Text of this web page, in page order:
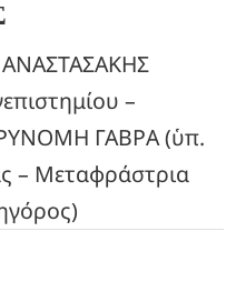
–
ΓΑΒΡΑ (ὑπ.
– Μεταφράστρια